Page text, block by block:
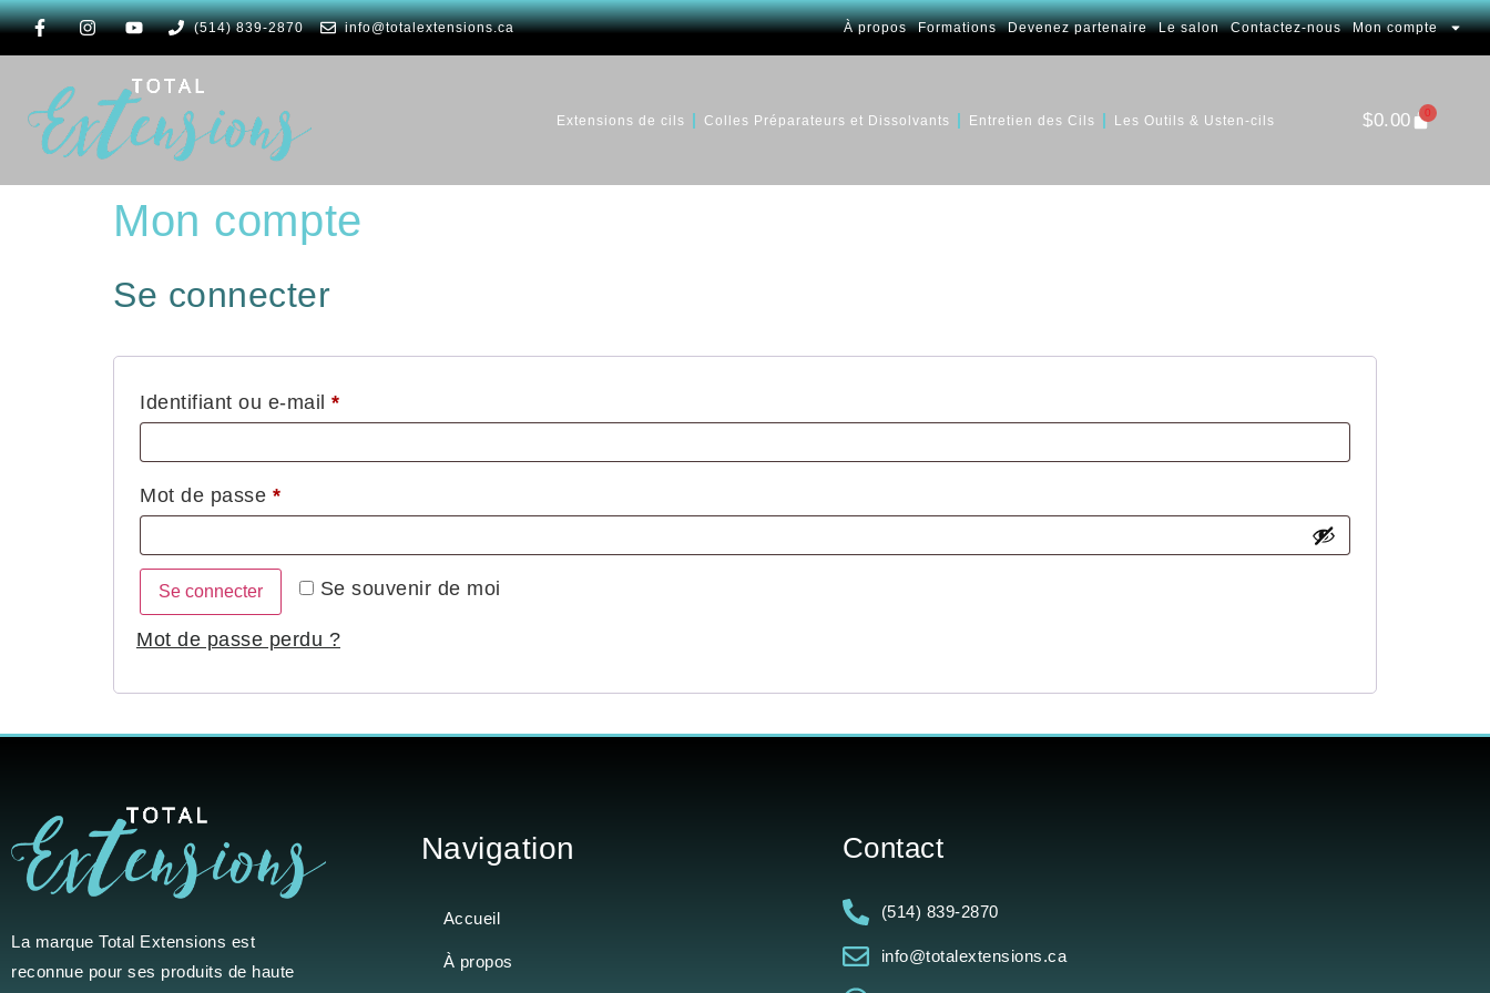
(514) 839-2870 info@totalextensions.ca À propos Formations Devenez partenaire Le salon Contactez-nous Mon compte
Extensions de cils Colles Préparateurs et Dissolvants Entretien des Cils Les Outils & Usten-cils $0.00 0
Mon compte
Se connecter
Identifiant ou e-mail *
Mot de passe *
Se souvenir de moi
Se connecter
Mot de passe perdu ?
La marque Total Extensions est
reconnue pour ses produits de haute
Navigation
Accueil
À propos
Contact
(514) 839-2870
info@totalextensions.ca